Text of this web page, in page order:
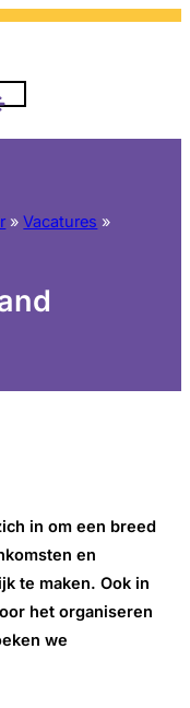
»Vacatures »
in om een breed
en
te maken. Ook in
het organiseren
we